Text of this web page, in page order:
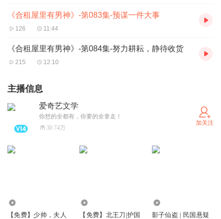
《合租屋里有男神》-第083集-预谋一件大事
126 11:44
《合租屋里有男神》-第084集-努力耕耘，静待收货
215 12:10
主播信息
爱奇艺文学
你想的全都有，你要的全拿走！
30.74万
加关注
【免费】少帅，夫人
【免费】北王刀|护国
影子仙盗 | 民国悬疑